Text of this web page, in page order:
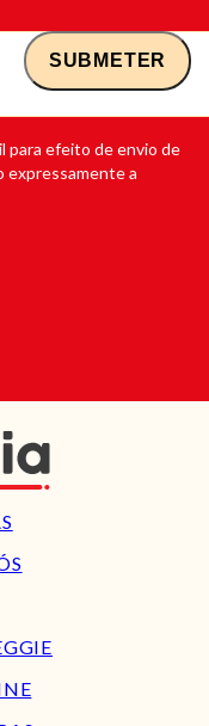
para efeito de envio de
expressamente a